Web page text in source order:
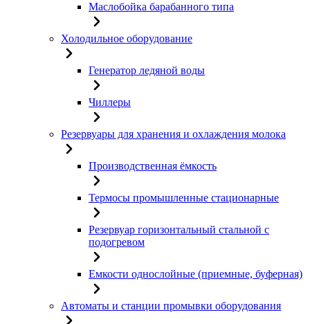
Маслобойка барабанного типа
Холодильное оборудование
Генератор ледяной воды
Чиллеры
Резервуары для хранения и охлаждения молока
Производственная ёмкость
Термосы промышленные стационарные
Резервуар горизонтальный стальной с
подогревом
Емкости однослойные (приемные, буферная)
Автоматы и станции промывки оборудования